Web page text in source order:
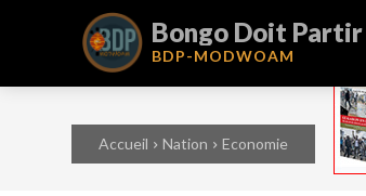
Bongo Doit Partir
BDP-MODWOAM
Accueil Nation Economie